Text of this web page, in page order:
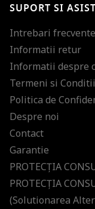
SUPORT SI
Intrebari frecvente
Informatii retur
Informatii despre
Termeni si Conditii
Politica de
Despre noi
Contact
Garantie
PROTECŢIA
PROTECŢIA
(Solutionarea